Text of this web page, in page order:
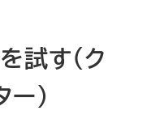
試す（ク
）